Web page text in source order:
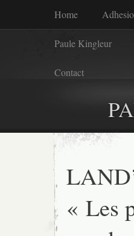
Home
Paule Kingleur
Contact
« Les